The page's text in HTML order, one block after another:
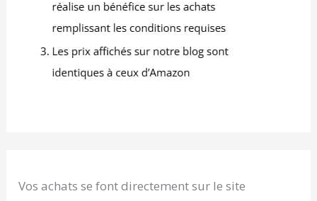
Vos achats se font directement sur le site